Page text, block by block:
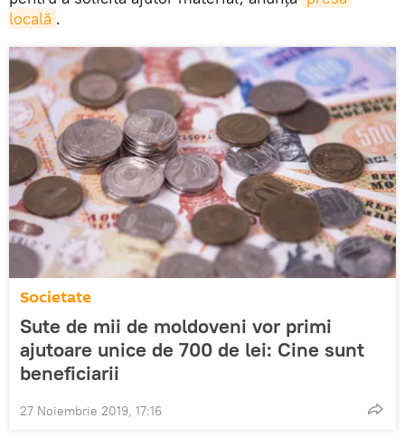
locală .
Societate
Sute de mii de moldoveni vor primi
ajutoare unice de 700 de lei: Cine sunt
beneficiarii
27 Noiembrie 2019, 17:16